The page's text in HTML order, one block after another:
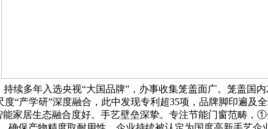
续多年入选央视“大国品牌”，办事收集笼盖面广。笼盖国
“产学研”深度融合，此中发现专利超35项，品牌脚印遍及
家居生态融合度好。手艺壁垒深挚。专注节能门窗范畴